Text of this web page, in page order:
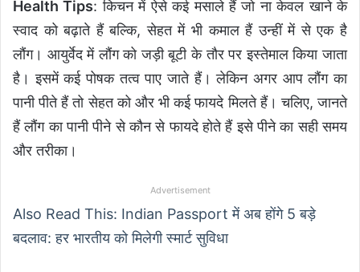
Health Tips: किचन में ऐसे कई मसाले हैं जो ना केवल खाने के
स्वाद को बढ़ाते हैं बल्कि, सेहत में भी कमाल हैं उन्हीं में से एक है
लौंग। आयुर्वेद में लौंग को जड़ी बूटी के तौर पर इस्तेमाल किया जाता
है। इसमें कई पोषक तत्व पाए जाते हैं। लेकिन अगर आप लौंग का
पानी पीते हैं तो सेहत को और भी कई फायदे मिलते हैं। चलिए, जानते
हैं लौंग का पानी पीने से कौन से फायदे होते हैं इसे पीने का सही समय
और तरीका।
Advertisement
Also Read This: Indian Passport में अब होंगे 5 बड़े
बदलाव: हर भारतीय को मिलेगी स्मार्ट सुविधा